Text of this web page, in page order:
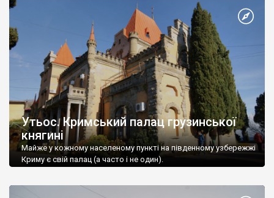
Утьос. Кримський палац грузинської
княгині
Майже у кожному населеному пункті на південному узбережжі
Криму є свій палац (а часто і не один).